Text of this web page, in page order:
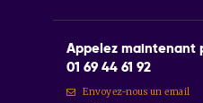
Appelez maintenant
01 69 44 61 92
Envoyez-nous un email